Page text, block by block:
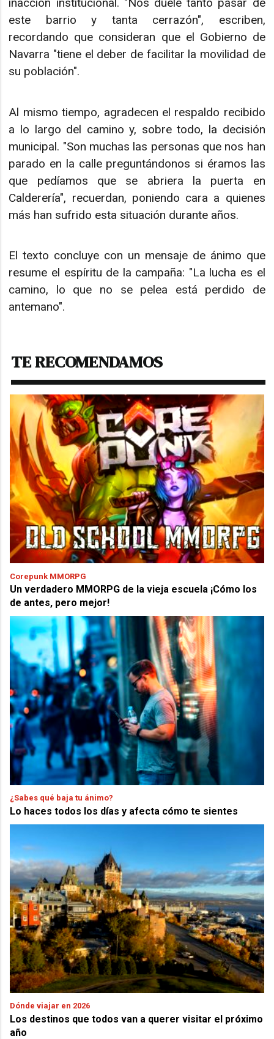
inacción institucional. "Nos duele tanto pasar de
este barrio y tanta cerrazón", escriben,
recordando que consideran que el Gobierno de
Navarra "tiene el deber de facilitar la movilidad de
su población".
Al mismo tiempo, agradecen el respaldo recibido
a lo largo del camino y, sobre todo, la decisión
municipal. "Son muchas las personas que nos han
parado en la calle preguntándonos si éramos las
que pedíamos que se abriera la puerta en
Calderería", recuerdan, poniendo cara a quienes
más han sufrido esta situación durante años.
El texto concluye con un mensaje de ánimo que
resume el espíritu de la campaña: "La lucha es el
camino, lo que no se pelea está perdido de
antemano".
TE RECOMENDAMOS
Corepunk MMORPG
Un verdadero MMORPG de la vieja escuela ¡Cómo los
de antes, pero mejor!
¿Sabes qué baja tu ánimo?
Lo haces todos los días y afecta cómo te sientes
Dónde viajar en 2026
Los destinos que todos van a querer visitar el próximo
año